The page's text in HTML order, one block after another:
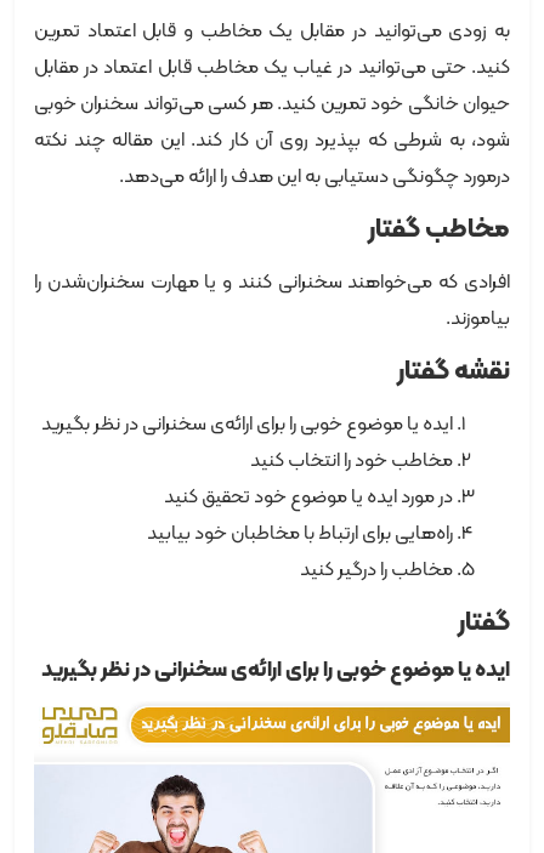
به زودی می‌توانید در مقابل یک مخاطب و قابل اعتماد تمرین
کنید. حتی می‌توانید در غیاب یک مخاطب قابل اعتماد در مقابل
حیوان خانگی خود تمرین کنید. هر کسی می‌تواند سخنران خوبی
شود، به شرطی که بپذیرد روی آن کار کند. این مقاله چند نکته
درمورد چگونگی دستیابی به این هدف را ارائه می‌دهد.
مخاطب گفتار
افرادی که می‌خواهند سخنرانی کنند و یا مهارت سخنران‌شدن را
بیاموزند.
نقشه گفتار
ایده یا موضوع خوبی را برای ارائه‌ی سخنرانی در نظر بگیرید
مخاطب خود را انتخاب کنید
در مورد ایده یا موضوع خود تحقیق کنید
راه‌هایی برای ارتباط با مخاطبان خود بیابید
مخاطب را درگیر کنید
گفتار
ایده یا موضوع خوبی را برای ارائه‌ی سخنرانی در نظر بگیرید